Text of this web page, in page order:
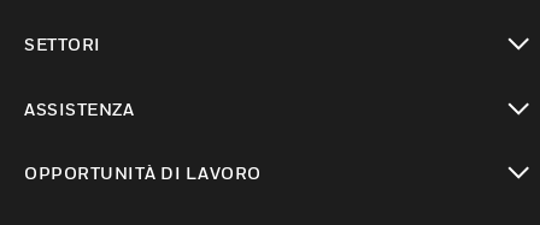
SETTORI
ASSISTENZA
OPPORTUNITÀ DI LAVORO